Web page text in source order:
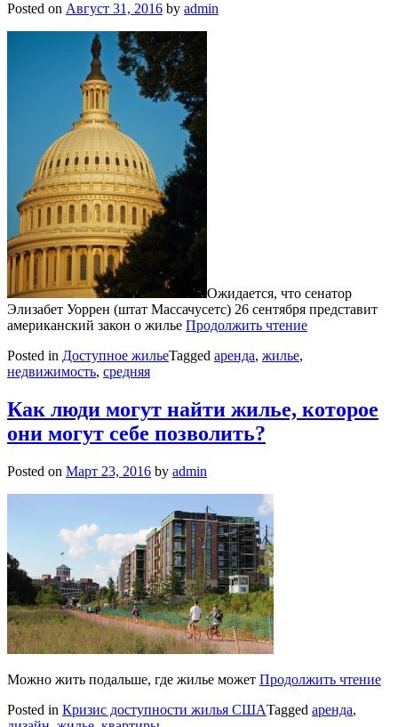
Posted on Август 31, 2016 by admin
Ожидается, что сенатор
Элизабет Уоррен (штат Массачусетс) 26 сентября представит
американский закон о жилье Продолжить чтение
Posted in Доступное жильеTagged аренда, жилье,
недвижимость, средняя
Как люди могут найти жилье, которое
они могут себе позволить?
Posted on Март 23, 2016 by admin
Можно жить подальше, где жилье может Продолжить чтение
Posted in Кризис доступности жилья СШАTagged аренда,